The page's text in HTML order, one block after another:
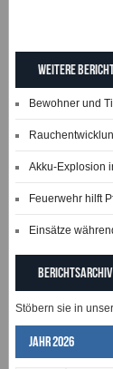
Weitere
Bewohner und
Akku-Explosion
Feuerwehr hilft
Einsätze
Berichtsarchiv
Stöbern sie in
Jahr 2026